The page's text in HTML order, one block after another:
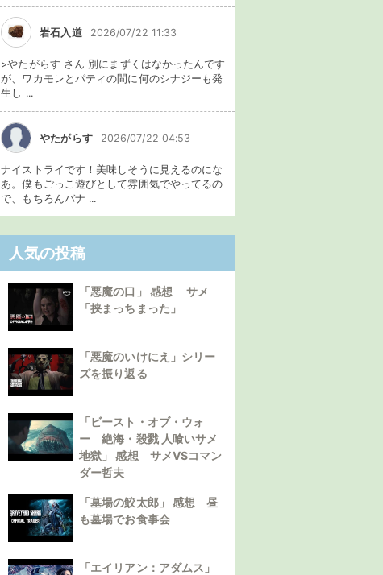
岩石入道 2026/07/22 11:33
>やたがらす さん 別にまずくはなかったんです
が、ワカモレとパティの間に何のシナジーも発
生し ...
やたがらす 2026/07/22 04:53
ナイストライです！美味しそうに見えるのにな
あ。僕もごっこ遊びとして雰囲気でやってるの
で、もちろんバナ ...
人気の投稿
「悪魔の口」 感想 サメ
「挟まっちまった」
「悪魔のいけにえ」シリー
ズを振り返る
「ビースト・オブ・ウォ
ー 絶海・殺戮 人喰いサメ
地獄」 感想 サメVSコマン
ダー哲夫
「墓場の鮫太郎」 感想 昼
も墓場でお食事会
「エイリアン：アダムス」